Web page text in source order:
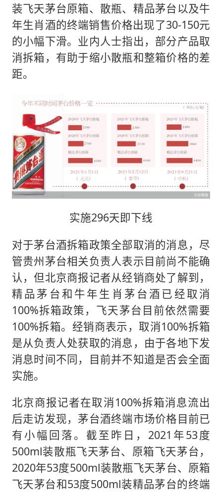
装飞天茅台原箱、散瓶、精品茅台以及牛
年生肖酒的终端销售价格出现了30-150元
的小幅下滑。业内人士指出，部分产品取
消拆箱，有助于缩小散瓶和整箱价格的差
距。
实施296天即下线
对于茅台酒拆箱政策全部取消的消息，尽
管贵州茅台相关负责人表示目前尚不能确
认，但北京商报记者从经销商处了解到，
精品茅台和牛年生肖茅台酒已经取消
100%拆箱政策，飞天茅台目前依然需要
100%拆箱。经销商表示，取消100%拆箱
是从负责人处获取的消息，由于各地下发
消息时间不同，目前并不知道是否会全面
实施。
北京商报记者在取消100%拆箱消息流出
后走访发现，茅台酒终端市场价格目前已
有小幅回落。截至昨日，2021年53度
500ml装散瓶飞天茅台、原箱飞天茅台，
2020年53度500ml装散瓶飞天茅台、原箱
飞天茅台和53度500ml装精品茅台的终端